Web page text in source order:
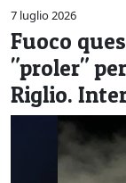
CULTURA
LA STORIA
SPETTACOLI
L'EDITORIALE
SEZIONI
7 luglio 2026
Fuoco
"proler"
Riglio.